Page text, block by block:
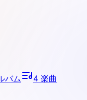
バム 4 楽曲